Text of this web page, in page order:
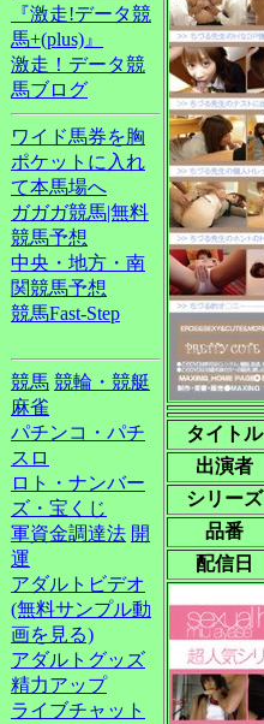
『激走!データ競
馬+(plus)』
激走！データ競
馬ブログ
ワイド馬券を胸
ポケットに入れ
て本馬場へ
ガガガ競馬|無料
競馬予想
中央・地方・南
関競馬予想
競馬Fast-Step
競馬 競輪・競艇
麻雀
パチンコ・パチ
スロ
ロト・ナンバー
ズ・宝くじ
軍資金調達法 開
運
アダルトビデオ
(無料サンプル動
画を見る)
アダルトグッズ
精力アップ
ライブチャット
タイトル
出演者
シリーズ
品番
配信日